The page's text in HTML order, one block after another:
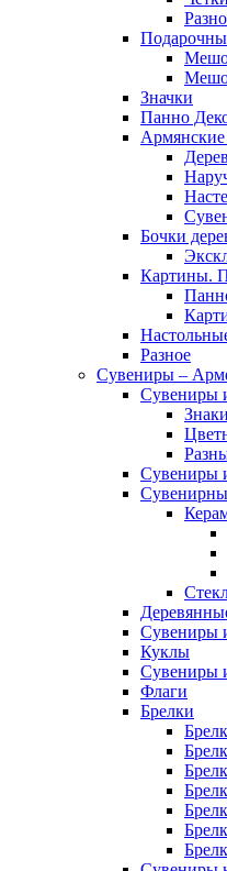
Значки
Панно
Бочки
Картины.
Разное
Сувениры –
Сувениры
Сувениры
Сувениры
Куклы
Сувениры
Флаги
Брелки